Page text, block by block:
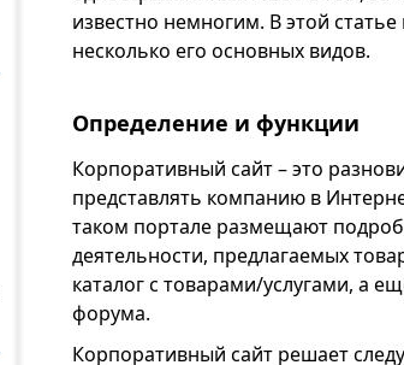
известно немногим. В этой
несколько его основных видов.
Определение и функции
Корпоративный сайт – это
представлять компанию в
таком портале размещают
деятельности, предлагаемых
каталог с товарами/услугами, а
форума.
Корпоративный сайт решает